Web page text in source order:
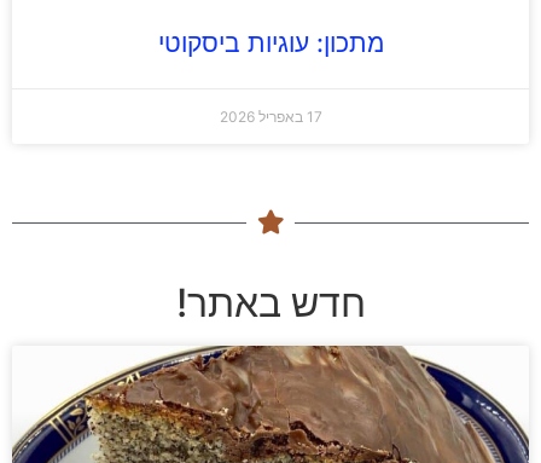
מתכון: עוגיות ביסקוטי
17 באפריל 2026
חדש באתר!